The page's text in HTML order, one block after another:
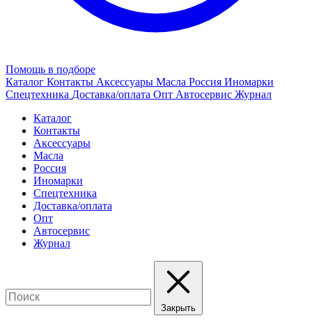
Помощь в подборе
Каталог Контакты Аксессуары Масла Россия Иномарки
Спецтехника Доставка/оплата Опт Автосервис Журнал
Каталог
Контакты
Аксессуары
Масла
Россия
Иномарки
Спецтехника
Доставка/оплата
Опт
Автосервис
Журнал
Закрыть